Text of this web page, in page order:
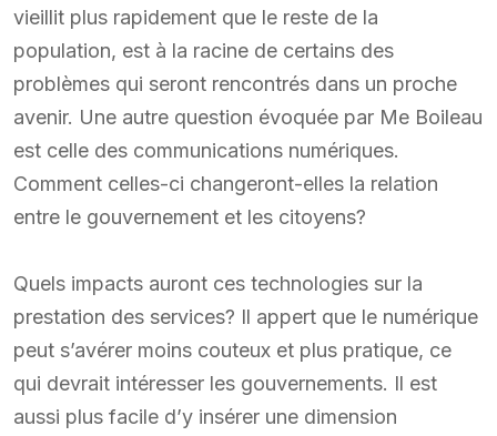
vieillit plus rapidement que le reste de la
population, est à la racine de certains des
problèmes qui seront rencontrés dans un proche
avenir. Une autre question évoquée par Me Boileau
est celle des communications numériques.
Comment celles-ci changeront-elles la relation
entre le gouvernement et les citoyens?
Quels impacts auront ces technologies sur la
prestation des services? Il appert que le numérique
peut s’avérer moins couteux et plus pratique, ce
qui devrait intéresser les gouvernements. Il est
aussi plus facile d’y insérer une dimension